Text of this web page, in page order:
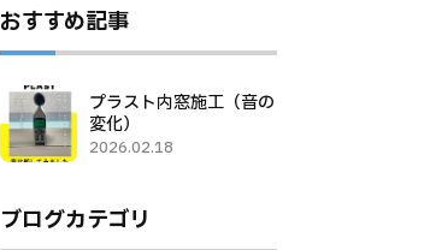
おすすめ記事
プラスト内窓施工（音の
変化）
2026.02.18
ブログカテゴリ